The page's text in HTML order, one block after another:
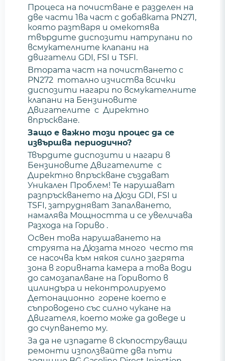
Процеса на почистване е разделен на
две части 1ва част с добавката PN271,
която разтваря и омекотява
твърдите диспозити натрупани по
всмукателните клапани на
двигатели GDI, FSI и TSFI.
Втората част на почистването с
PN272 тотално изчиства всички
диспозити нагари по всмукателните
клапани на Бензиновите
Двигателите с Директно
впръскване.
Защо е важно този процес да се
извършва периодично?
Твърдите диспозити и нагари в
Бензиновите Двигателите с
Директно впръскване създават
Уникален Проблем! Те нарушават
разпръскването на Дюзи GDI, FSI и
TSFI, затрудняват Запалването,
намалява Мощността и се увеличава
Разхода на Гориво .
Освен това нарушаването на
струята на Дюзата много често тя
се насочва към някоя силно загрята
зона в горивната камера а това води
до самозапалване на Горивото в
цилиндъра и неконтролируемо
Детонационно горене което е
съпроводено със силно чукане на
Двигателя, което може да доведе и
до счупването му.
За да не изпадате в скъпоструващи
ремонти използвайте два пъти